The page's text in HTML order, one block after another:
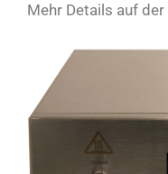
Mehr Details auf der